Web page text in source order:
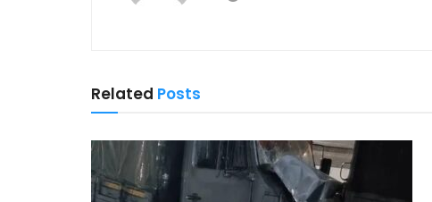
Related Posts